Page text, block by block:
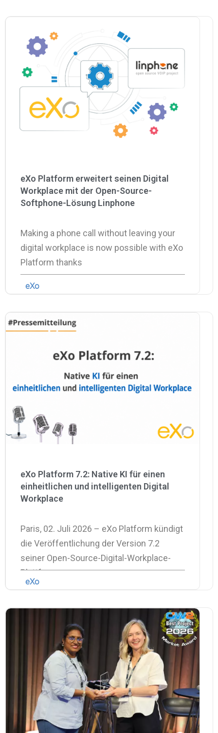
eXo Platform erweitert seinen Digital
Workplace mit der Open-Source-
Softphone-Lösung Linphone
Making a phone call without leaving your
digital workplace is now possible with eXo
Platform thanks
eXo
eXo Platform 7.2: Native KI für einen
einheitlichen und intelligenten Digital
Workplace
Paris, 02. Juli 2026 – eXo Platform kündigt
die Veröffentlichung der Version 7.2
seiner Open-Source-Digital-Workplace-
Plattform an.
eXo